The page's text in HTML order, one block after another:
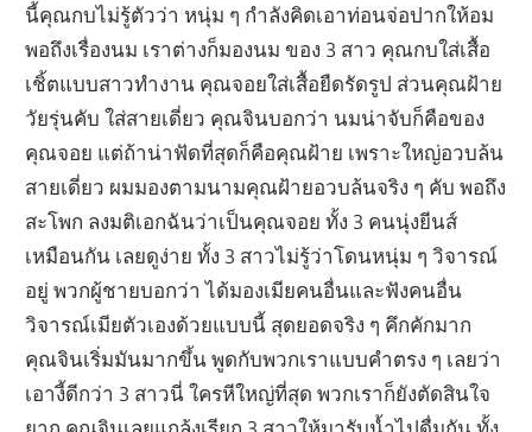
นี้คุณกบไม่รู้ตัวว่า หนุ่ม ๆ กำลังคิดเอาท่อนจ่อปากให้อม
พอถึงเรื่องนม เราต่างก็มองนม ของ 3 สาว คุณกบใส่เสื้อ
เชิ้ตแบบสาวทำงาน คุณจอยใส่เสื้อยืดรัดรูป ส่วนคุณฝ้าย
วัยรุ่นคับ ใส่สายเดี่ยว คุณจินบอกว่า นมน่าจับก็คือของ
คุณจอย แต่ถ้าน่าฟัดที่สุดก็คือคุณฝ้าย เพราะใหญ่อวบล้น
สายเดี่ยว ผมมองตามนามคุณฝ้ายอวบล้นจริง ๆ คับ พอถึง
สะโพก ลงมติเอกฉันว่าเป็นคุณจอย ทั้ง 3 คนนุ่งยีนส์
เหมือนกัน เลยดูง่าย ทั้ง 3 สาวไม่รู้ว่าโดนหนุ่ม ๆ วิจารณ์
อยู่ พวกผู้ชายบอกว่า ได้มองเมียคนอื่นและฟังคนอื่น
วิจารณ์เมียตัวเองด้วยแบบนี้ สุดยอดจริง ๆ คึกคักมาก
คุณจินเริ่มมันมากขึ้น พูดกับพวกเราแบบคำตรง ๆ เลยว่า
เอางี้ดีกว่า 3 สาวนี่ ใครหีใหญ่ที่สุด พวกเราก็ยังตัดสินใจ